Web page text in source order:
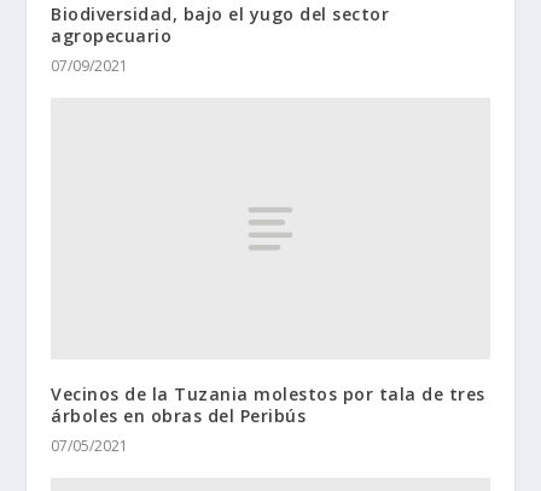
Biodiversidad, bajo el yugo del sector
agropecuario
07/09/2021
Vecinos de la Tuzania molestos por tala de tres
árboles en obras del Peribús
07/05/2021